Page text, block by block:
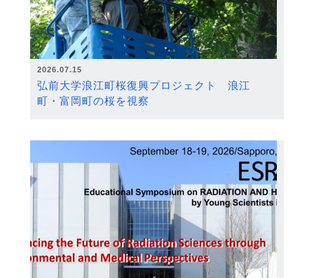
2026.07.15
弘前大学浪江町桜復興プロジェクト 浪江
町・富岡町の桜を視察